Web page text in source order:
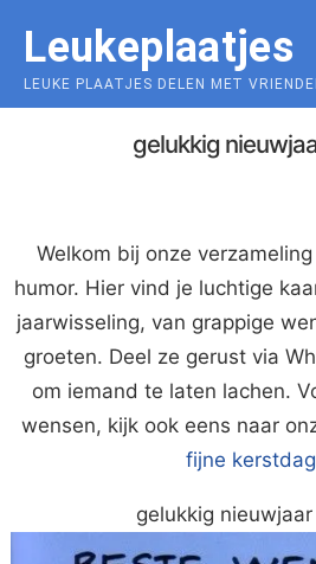
content
Leukeplaatjes
LEUKE PLAATJES DELEN MET
gelukkig
Welkom bij onze
humor. Hier vind je luchtige
jaarwisseling, van grappige
groeten. Deel ze gerust via
om iemand te laten lachen.
wensen, kijk ook eens naar
fijne
gelukkig nieuwjaar